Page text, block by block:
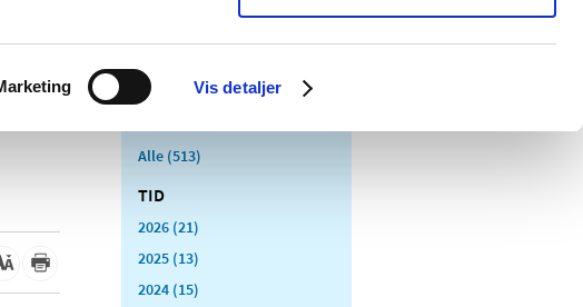
Vis detaljer
Alle (513)
TID
2026 (21)
2025 (13)
2024 (15)